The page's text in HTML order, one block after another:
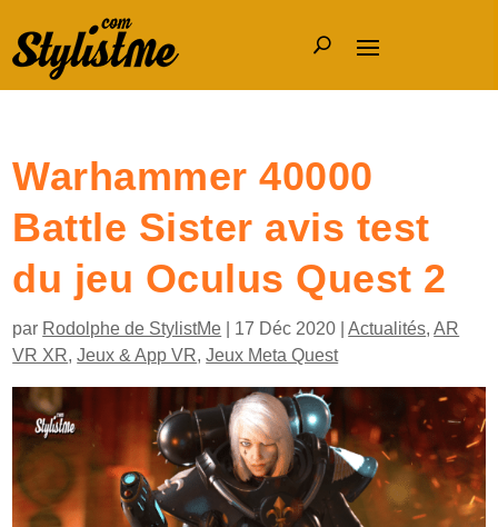
Warhammer 40000
Battle Sister avis test
du jeu Oculus Quest 2
par Rodolphe de StylistMe 17 Déc 2020 |Actualités,AR
VR XR,Jeux & App VR,Jeux Meta Quest